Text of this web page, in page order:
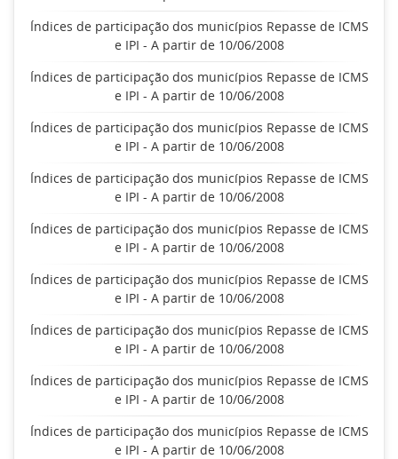
Índices de participação dos municípios Repasse de ICMS
e IPI - A partir de 10/06/2008
Índices de participação dos municípios Repasse de ICMS
e IPI - A partir de 10/06/2008
Índices de participação dos municípios Repasse de ICMS
e IPI - A partir de 10/06/2008
Índices de participação dos municípios Repasse de ICMS
e IPI - A partir de 10/06/2008
Índices de participação dos municípios Repasse de ICMS
e IPI - A partir de 10/06/2008
Índices de participação dos municípios Repasse de ICMS
e IPI - A partir de 10/06/2008
Índices de participação dos municípios Repasse de ICMS
e IPI - A partir de 10/06/2008
Índices de participação dos municípios Repasse de ICMS
e IPI - A partir de 10/06/2008
Índices de participação dos municípios Repasse de ICMS
e IPI - A partir de 10/06/2008